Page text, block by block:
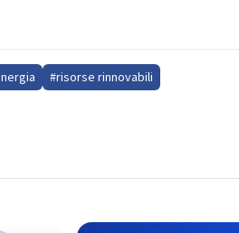
#risorse rinnovabili